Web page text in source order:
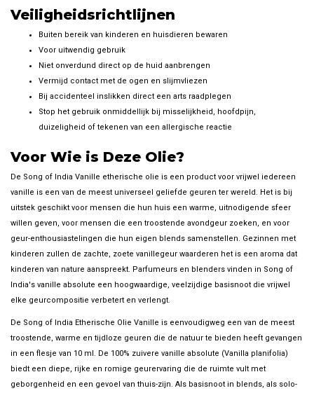
Veiligheidsrichtlijnen
Buiten bereik van kinderen en huisdieren bewaren
Voor uitwendig gebruik
Niet onverdund direct op de huid aanbrengen
Vermijd contact met de ogen en slijmvliezen
Bij accidenteel inslikken direct een arts raadplegen
Stop het gebruik onmiddellijk bij misselijkheid, hoofdpijn,
duizeligheid of tekenen van een allergische reactie
Voor Wie is Deze Olie?
De Song of India Vanille etherische olie is een product voor vrijwel iedereen
vanille is een van de meest universeel geliefde geuren ter wereld. Het is bij
uitstek geschikt voor mensen die hun huis een warme, uitnodigende sfeer
willen geven, voor mensen die een troostende avondgeur zoeken, en voor
geur-enthousiastelingen die hun eigen blends samenstellen. Gezinnen met
kinderen zullen de zachte, zoete vanillegeur waarderen het is een aroma dat
kinderen van nature aanspreekt. Parfumeurs en blenders vinden in Song of
India's vanille absolute een hoogwaardige, veelzijdige basisnoot die vrijwel
elke geurcompositie verbetert en verlengt.
De Song of India Etherische Olie Vanille is eenvoudigweg een van de meest
troostende, warme en tijdloze geuren die de natuur te bieden heeft gevangen
in een flesje van 10 ml. De 100% zuivere vanille absolute (Vanilla planifolia)
biedt een diepe, rijke en romige geurervaring die de ruimte vult met
geborgenheid en een gevoel van thuis-zijn. Als basisnoot in blends, als solo-